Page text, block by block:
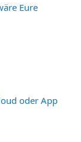
Eure
oder App